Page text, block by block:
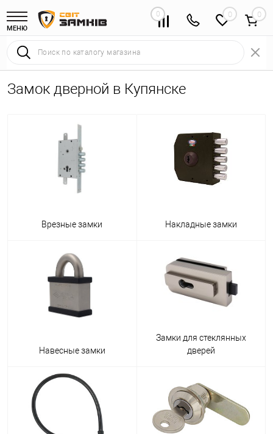
МЕНЮ
0 0
Замок дверной в Купянске
Врезные замки Накладные замки
Навесные замки
Замки для стеклянных
дверей